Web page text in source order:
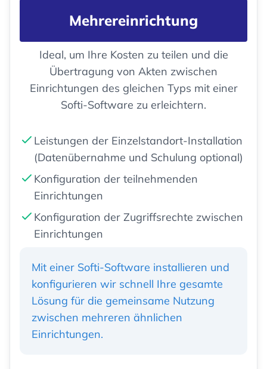
Mehrereinrichtung
Ideal, um Ihre Kosten zu teilen und die
Übertragung von Akten zwischen
Einrichtungen des gleichen Typs mit einer
Softi-Software zu erleichtern.
Leistungen der Einzelstandort-Installation
(Datenübernahme und Schulung optional)
Konfiguration der teilnehmenden
Einrichtungen
Konfiguration der Zugriffsrechte zwischen
Einrichtungen
Mit einer Softi-Software installieren und
konfigurieren wir schnell Ihre gesamte
Lösung für die gemeinsame Nutzung
zwischen mehreren ähnlichen
Einrichtungen.